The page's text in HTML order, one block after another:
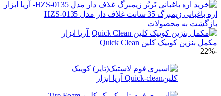
اره باغبانی زیمبرگ 35 سانت غلاف دار مدل HZS-0135
بازگشت به محصولات
مکمل بنزین کوییک کلین Quick Clean
-22%